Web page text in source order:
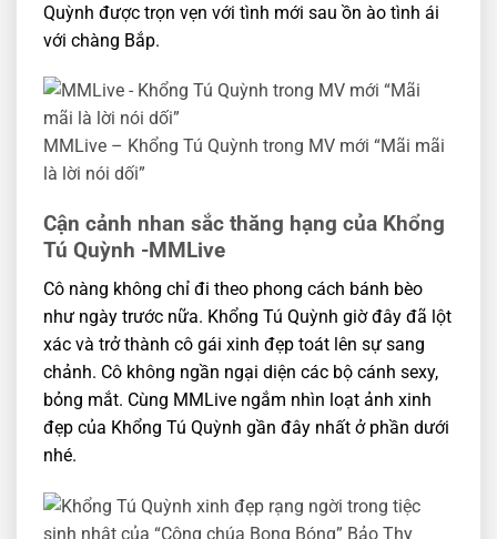
Quỳnh được trọn vẹn với tình mới sau ồn ào tình ái
với chàng Bắp.
MMLive – Khổng Tú Quỳnh trong MV mới “Mãi mãi
là lời nói dối”
Cận cảnh nhan sắc thăng hạng của Khổng
Tú Quỳnh -MMLive
Cô nàng không chỉ đi theo phong cách bánh bèo
như ngày trước nữa. Khổng Tú Quỳnh giờ đây đã lột
xác và trở thành cô gái xinh đẹp toát lên sự sang
chảnh. Cô không ngần ngại diện các bộ cánh sexy,
bỏng mắt. Cùng MMLive ngắm nhìn loạt ảnh xinh
đẹp của Khổng Tú Quỳnh gần đây nhất ở phần dưới
nhé.